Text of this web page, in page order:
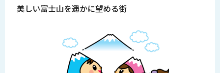
美しい富士山を遥かに望める街